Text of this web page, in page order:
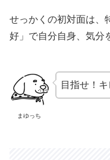
せっかくの初対面は、
好」で自分自身、気分
まゆっち
目指せ！